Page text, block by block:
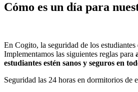
Cómo es un día para
En Cogito, la seguridad de los
Implementamos las siguientes reglas para
estudiantes estén sanos y seguros en
Seguridad las 24 horas en dormitorios de